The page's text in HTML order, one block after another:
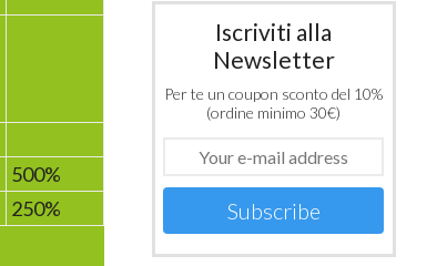
500%
250%
Iscriviti alla
Newsletter
Per te un coupon sconto del 10%
(ordine minimo 30€)
Subscribe